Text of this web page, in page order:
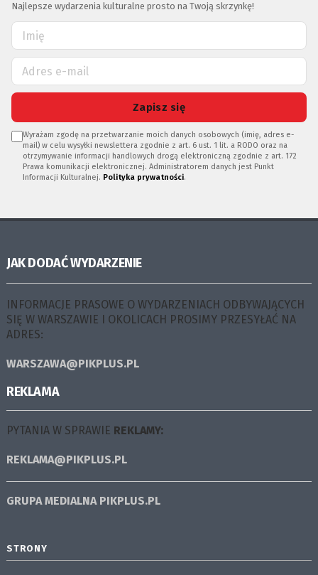
Najlepsze wydarzenia kulturalne prosto na Twoją skrzynkę!
Zapisz się
Wyrażam zgodę na przetwarzanie moich danych osobowych (imię, adres e-
mail) w celu wysyłki newslettera zgodnie z art. 6 ust. 1 lit. a RODO oraz na
otrzymywanie informacji handlowych drogą elektroniczną zgodnie z art. 172
Prawa komunikacji elektronicznej. Administratorem danych jest Punkt
Informacji Kulturalnej. Polityka prywatności.
JAK DODAĆ WYDARZENIE
INFORMACJE PRASOWE O WYDARZENIACH ODBYWAJĄCYCH
SIĘ W WARSZAWIE I OKOLICACH PROSIMY PRZESYŁAĆ NA
ADRES:
WARSZAWA@PIKPLUS.PL
REKLAMA
PYTANIA W SPRAWIE REKLAMY:
REKLAMA@PIKPLUS.PL
GRUPA MEDIALNA PIKPLUS.PL
STRONY